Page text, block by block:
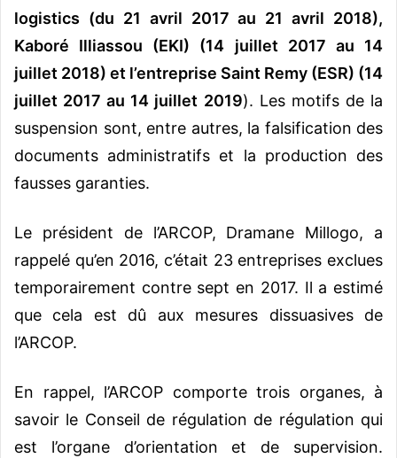
logistics (du 21 avril 2017 au 21 avril 2018),
Kaboré Illiassou (EKI) (14 juillet 2017 au 14
juillet 2018) et l’entreprise Saint Remy (ESR) (14
juillet 2017 au 14 juillet 2019). Les motifs de la
suspension sont, entre autres, la falsification des
documents administratifs et la production des
fausses garanties.
Le président de l’ARCOP, Dramane Millogo, a
rappelé qu’en 2016, c’était 23 entreprises exclues
temporairement contre sept en 2017. Il a estimé
que cela est dû aux mesures dissuasives de
l’ARCOP.
En rappel, l’ARCOP comporte trois organes, à
savoir le Conseil de régulation de régulation qui
est l’organe d’orientation et de supervision.